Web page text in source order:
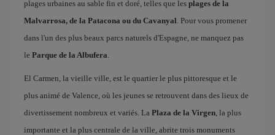
plages urbaines au sable fin et doré, telles que les plages de la
Malvarrosa, de la Patacona ou du Cavanyal. Pour vous promener
dans l'un des plus beaux parcs naturels d'Espagne, ne manquez pas
le Parque de la Albufera.
El Carmen, la vieille ville, est le quartier le plus pittoresque et le
plus animé de Valence, où les jeunes se retrouvent dans des lieux de
divertissement nombreux et variés. La Plaza de la Virgen, la plus
importante et la plus centrale de la ville, abrite trois monuments